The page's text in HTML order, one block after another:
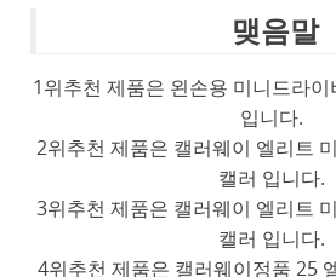
맺음말
1위추천 제품은 왼손용 미니드라이
입니다.
2위추천 제품은 캘러웨이 엘리트
캘러 입니다.
3위추천 제품은 캘러웨이 엘리트
캘러 입니다.
4위추천 제품은 캘러웨이정품 25